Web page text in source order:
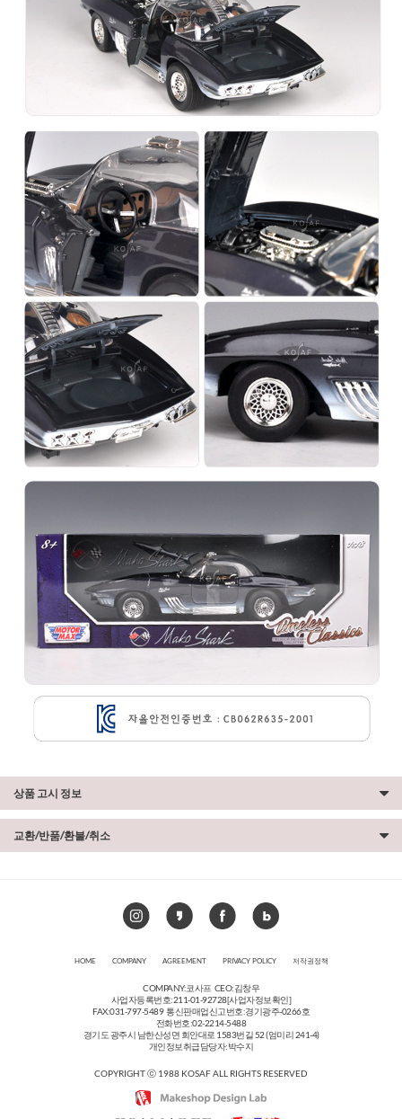
상품 고시 정보
교환/반품/환불/취소
HOME COMPANY AGREEMENT PRIVACY POLICY 저작권정책
COMPANY:코사프 CEO:김창우
사업자등록번호:211-01-92728[사업자정보확인]
FAX:031-797-5489 통신판매업신고번호:경기광주-0266호
전화번호:02-2214-5488
경기도 광주시 남한산성면 회안대로 1583번길 52 (엄미리 241-4)
개인정보취급담당자:박수지
COPYRIGHT ⓒ 1988 KOSAF ALL RIGHTS RESERVED